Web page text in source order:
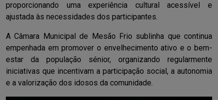
proporcionando uma experiência cultural acessível e
ajustada às necessidades dos participantes.
A Câmara Municipal de Mesão Frio sublinha que continua
empenhada em promover o envelhecimento ativo e o bem-
estar da população sénior, organizando regularmente
iniciativas que incentivam a participação social, a autonomia
e a valorização dos idosos da comunidade.